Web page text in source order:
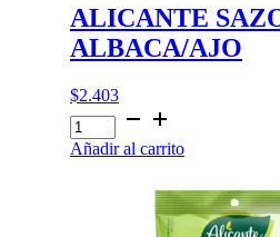
ALICANTE
ALBACA/AJO
$2.403
ALICANTE
SAZON
HORNO
Añadir al carrito